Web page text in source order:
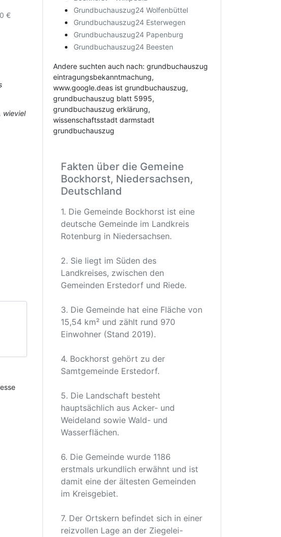
€
wieviel
Grundbuchauszug24 Wolfenbüttel
Grundbuchauszug24 Esterwegen
Grundbuchauszug24 Papenburg
Grundbuchauszug24 Beesten
Andere suchten auch nach: grundbuchauszug
eintragungsbekanntmachung,
www.google.deas ist grundbuchauszug,
grundbuchauszug blatt 5995,
grundbuchauszug erklärung,
wissenschaftsstadt darmstadt
grundbuchauszug
Fakten über die Gemeine
Bockhorst, Niedersachsen,
Deutschland
1. Die Gemeinde Bockhorst ist eine
deutsche Gemeinde im Landkreis
Rotenburg in Niedersachsen.
2. Sie liegt im Süden des
Landkreises, zwischen den
Gemeinden Erstedorf und Riede.
3. Die Gemeinde hat eine Fläche von
15,54 km² und zählt rund 970
Einwohner (Stand 2019).
4. Bockhorst gehört zu der
Samtgemeinde Erstedorf.
5. Die Landschaft besteht
hauptsächlich aus Acker- und
Weideland sowie Wald- und
Wasserflächen.
6. Die Gemeinde wurde 1186
erstmals urkundlich erwähnt und ist
damit eine der ältesten Gemeinden
im Kreisgebiet.
7. Der Ortskern befindet sich in einer
reizvollen Lage an der Ziegelei-